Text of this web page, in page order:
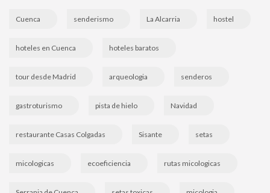
Cuenca senderismo La Alcarria hostel
hoteles en Cuenca hoteles baratos
tour desde Madrid arqueologia senderos
gastroturismo pista de hielo Navidad
restaurante Casas Colgadas Sisante setas
micologicas ecoeficiencia rutas micologicas